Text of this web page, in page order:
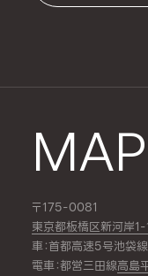
MAP
〒175-0081
東京都板橋区新河岸
車：首都高速5号池袋
電車：都営三田線高島